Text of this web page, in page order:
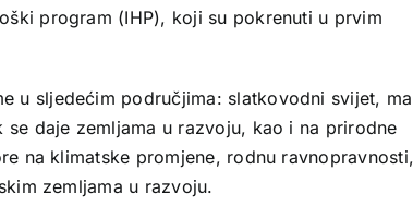
program (IHP), koji su pokrenuti u prvim
u sljedećim područjima: slatkovodni svijet,
daje zemljama u razvoju, kao i na prirodne
na klimatske promjene, rodnu ravnopravnosti,
zemljama u razvoju.